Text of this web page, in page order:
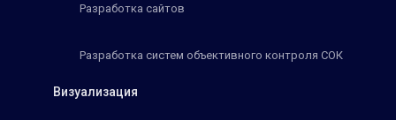
Разработка сайтов
Разработка систем объективного контроля СОК
Визуализация